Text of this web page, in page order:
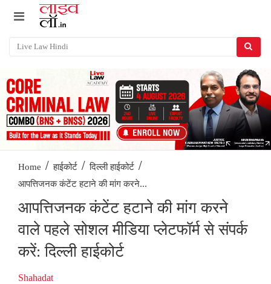
Home / हाईकोर्ट / दिल्ली हाईकोर्ट /
आपत्तिजनक कंटेंट हटाने की मांग करने...
आपत्तिजनक कंटेंट हटाने की मांग करने
वाले पहले सोशल मीडिया प्लेटफॉर्म से संपर्क
करें: दिल्ली हाईकोर्ट
Shahadat